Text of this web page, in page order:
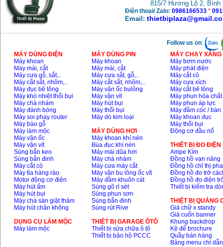
815/7 Hương Lộ 2, Bình
Điện thoại/ Zalo: 0986166533 *
Email:
Follow us on:
MÁY DÙNG ĐIỆN
Máy khoan
Máy mài, cắt
Máy cưa gỗ, sắt,..
Máy cắt sắt, nhôm,..
Máy đục bê tông
Máy khò nhiệt thổi bụi
Máy chà nhám
Máy đánh bóng
Máy soi phay router
Máy bào gỗ
Máy làm mộc
Máy vặn ốc
Máy vặn vít
Súng bắn keo
Súng bắn đinh
Máy cắt cỏ
Máy tỉa hàng rào
Motor động cơ điện
Máy hút ẩm
Máy hút bụi
Máy chà sàn giặt thảm
Máy hút chân không
DỤNG CỤ LÀM MỘC
Máy làm mộc
MÁY DÙNG PIN
Máy khoan
Máy mài, cắt
Máy cưa sắt, gỗ,..
Máy cắt sắt, nhôm,..
Máy vặn ốc bulông
Máy vặn vít
Máy hút bụi
Máy thổi bụi
Máy dò kim loại
MÁY DÙNG HƠI
Máy khoan khí nén
Búa đục khí nén
Máy mài dũa hơi
Máy chà nhám
Máy cưa máy cắt
Máy vặn bu lông ốc vít
Máy đầm khuôn cát
Súng gõ rỉ sét
Súng phun sơn
Súng bắn đinh
Súng rút Rive
THIÊT BỊ GARAGE ÔTÔ
Thiết bị sửa chữa ô tô
Thiết bị bảo hộ PCCC
MÁY CHẠY
Máy bơm nước
Máy phát điện
Máy cắt cỏ
Máy cưa xích
Máy cắt bê tông
Máy phun hóa chất
Máy phun áp lực
Máy đầm cóc / bàn
Máy khoan đục
Máy thổi bụi
Động cơ đầu nổ
THIÊT BỊ ĐO ĐIỆN
Ampe Kìm
Đồng hồ vạn năng
Đồng hồ chỉ thị pha
Đồng hồ đo trở
Đồng hồ đo điện
Thiết bị kiểm tra
THIỆT BỊ QUẢNG
Giá chữ x standy
Giá cuốn banner
Khung backdrop
Kệ để brochure
Quầy bán hàng
Bảng menu chỉ dẫn